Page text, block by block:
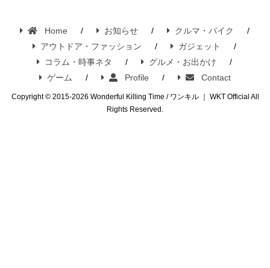
Home お知らせ
クルマ・バイク
アウトドア・ファッション
ガジェット
コラム・時事ネタ
グルメ・お出かけ
ゲーム
Profile Contact
Copyright © 2015-2026 Wonderful Killing Time / ワンキル ｜ WKT Official All
Rights Reserved.